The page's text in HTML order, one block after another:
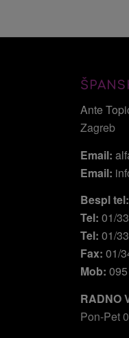
Ante
Zagreb
Email:
Email:
Bespl tel:
Tel: 01/
Tel: 01/
Fax: 01/
Mob:
RADNO
Pon-Pet